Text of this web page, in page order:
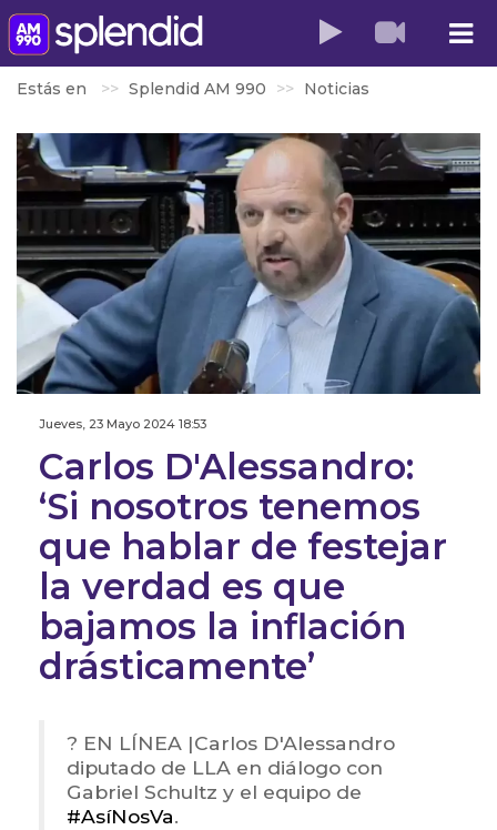
Estás en Splendid AM 990 Noticias
Jueves, 23 Mayo 2024 18:53
Carlos D'Alessandro:
‘Si nosotros tenemos
que hablar de festejar
la verdad es que
bajamos la inflación
drásticamente’
? EN LÍNEA |Carlos D'Alessandro
diputado de LLA en diálogo con
Gabriel Schultz y el equipo de
#AsíNosVa.